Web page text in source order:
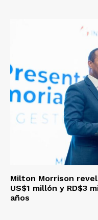
Milton Morrison
US$1 millón y RD$3
años